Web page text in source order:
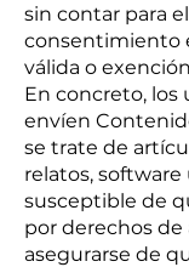
sin contar para
consentimiento
válida o
En concreto, los
envíen
se trate de
relatos,
susceptible de
por derechos
asegurarse de